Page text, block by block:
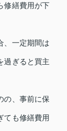
修繕費用が下
、一定期間は
過ぎると買主
の、事前に保
ても修繕費用